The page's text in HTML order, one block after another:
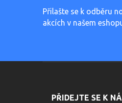
Přilašte se k odběru
akcích v našem
PŘIDEJTE SE K